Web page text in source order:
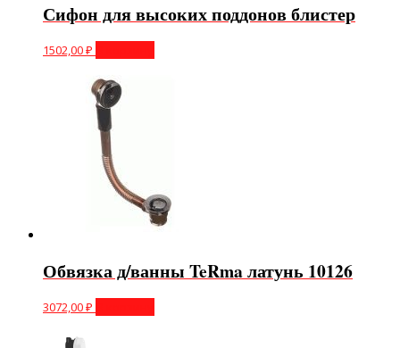
Сифон для высоких поддонов блистер
1502,00₽
Обвязка д/ванны TeRma латунь 10126
3072,00₽